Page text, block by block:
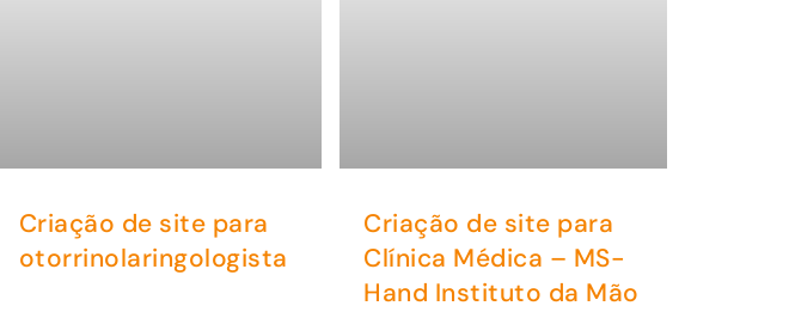
Criação de site para
otorrinolaringologista
Criação de site para
Clínica Médica – MS-
Hand Instituto da Mão